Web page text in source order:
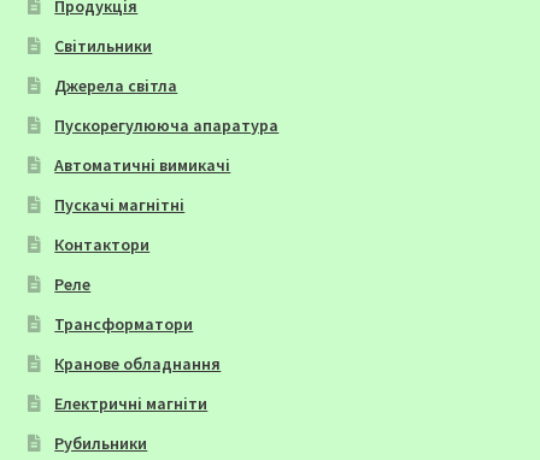
Продукція
Світильники
Джерела світла
Пускорегулююча апаратура
Автоматичні вимикачі
Пускачі магнітні
Контактори
Реле
Трансформатори
Кранове обладнання
Електричні магніти
Рубильники